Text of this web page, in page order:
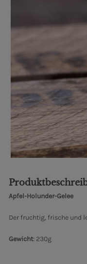
Apfel-Holunder-Gelee
Der fruchtig, frische und
Gewicht: 230g